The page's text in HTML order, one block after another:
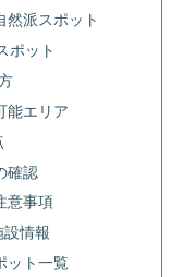
然派スポット
ポット
能エリア
確認
意事項
情報
ット一覧